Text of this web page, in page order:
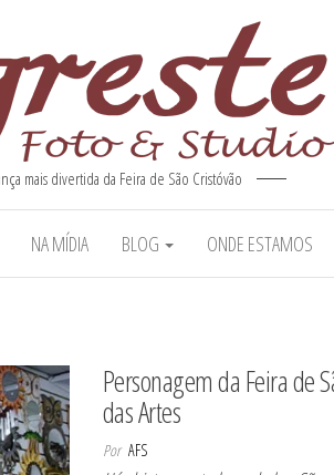
mais divertida da Feira de São Cristóvão
NA MÍDIA BLOG ONDE ESTAMOS
Personagem da Feira de
das Artes
Por AFS